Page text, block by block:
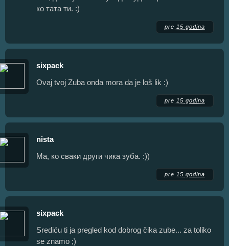
ко тата ти. :)
pre 15 godina
sixpack
Ovaj tvoj Zuba onda mora da je loš lik :)
pre 15 godina
nista
Ма, ко сваки други чика зуба. :))
pre 15 godina
sixpack
Srediću ti ja pregled kod dobrog čika zube... za toliko
se znamo ;)